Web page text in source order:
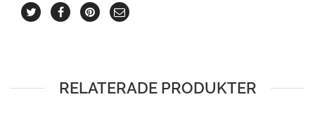
RELATERADE PRODUKTER